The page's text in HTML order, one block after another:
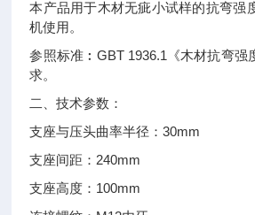
本产品用于木材无疵小试样的抗弯强
机使用。
参照标准︰ GBT 1936.1 《木材抗弯
求。
二、技术参数：
支座与压头曲率半径：30mm
支座间距： 240mm
支座高度： 100mm